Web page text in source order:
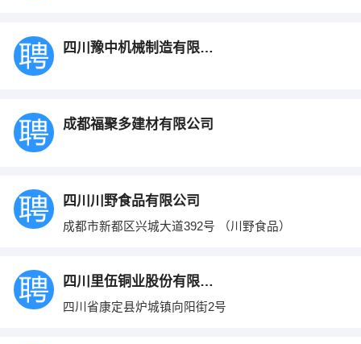
四川豫中机械制造有限公司
成都福聚多建材有限公司
四川川野食品有限公司
成都市新都区兴城大道392号 （川野食品）
四川里伍铜业股份有限公司
四川省康定县炉城镇向阳街2号